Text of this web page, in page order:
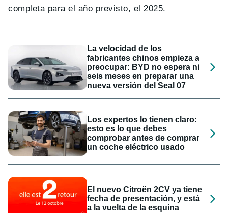
completa para el año previsto, el 2025.
La velocidad de los
fabricantes chinos empieza a
preocupar: BYD no espera ni
seis meses en preparar una
nueva versión del Seal 07
Los expertos lo tienen claro:
esto es lo que debes
comprobar antes de comprar
un coche eléctrico usado
El nuevo Citroën 2CV ya tiene
fecha de presentación, y está
a la vuelta de la esquina